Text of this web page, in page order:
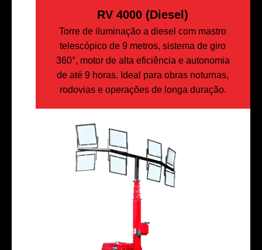
RV 4000 (diesel)
Torre de iluminação a diesel com mastro
telescópico de 9 metros, sistema de giro
360°, motor de alta eficiência e autonomia
de até 9 horas. Ideal para obras noturnas,
rodovias e operações de longa duração.